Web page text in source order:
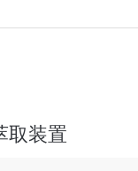
取装置